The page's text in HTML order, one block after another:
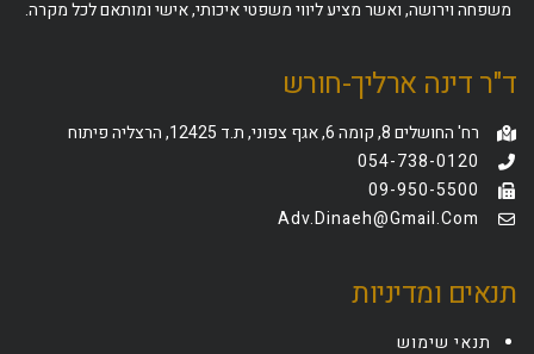
משפחה וירושה, ואשר מציע ליווי משפטי איכותי, אישי ומותאם לכל מקרה.
ד"ר דינה ארליך-חורש
רח' החושלים 8, קומה 6, אגף צפוני, ת.ד 12425, הרצליה פיתוח
054-738-0120
09-950-5500
Adv.dinaeh@gmail.com
תנאים ומדיניות
תנאי שימוש